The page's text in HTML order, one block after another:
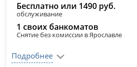
Бесплатно или 1490 руб.
обслуживание
1 своих банкоматов
Снятие без комиссии в Ярославле
Подробнее